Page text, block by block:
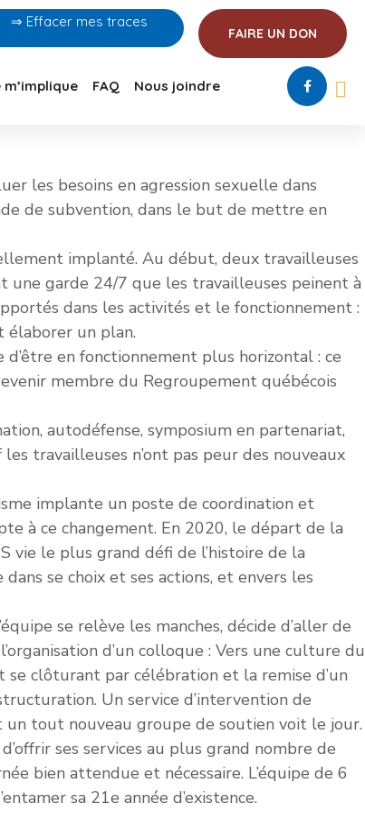
⇒ Effacer mes traces
FAIRE UN DON
m’implique FAQ Nous joindre
les besoins en agression sexuelle dans
de subvention, dans le but de mettre en
implanté. Au début, deux travailleuses
une garde 24/7 que les travailleuses peinent à
dans les activités et le fonctionnement :
élaborer un plan.
d’être en fonctionnement plus horizontal : ce
membre du Regroupement québécois
autodéfense, symposium en partenariat,
travailleuses n’ont pas peur des nouveaux
implante un poste de coordination et
à ce changement. En 2020, le départ de la
vie le plus grand défi de l’histoire de la
se choix et ses actions, et envers les
se relève les manches, décide d’aller de
d’un colloque : Vers une culture du
clôturant par célébration et la remise d’un
Un service d’intervention de
un tout nouveau groupe de soutien voit le jour.
ses services au plus grand nombre de
bien attendue et nécessaire. L’équipe de 6
sa 21e année d’existence.